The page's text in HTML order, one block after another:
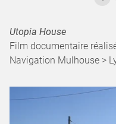
Utopia House
Film documentaire
Navigation Mulhouse >